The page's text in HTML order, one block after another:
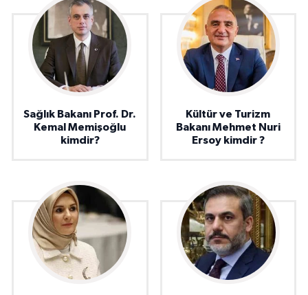
Sağlık Bakanı Prof. Dr.
Kemal Memişoğlu
kimdir?
Kültür ve Turizm
Bakanı Mehmet Nuri
Ersoy kimdir ?